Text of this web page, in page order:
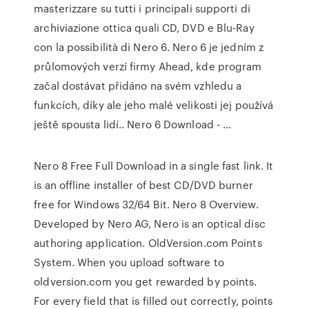
masterizzare su tutti i principali supporti di
archiviazione ottica quali CD, DVD e Blu-Ray
con la possibilità di Nero 6. Nero 6 je jedním z
průlomových verzí firmy Ahead, kde program
začal dostávat přidáno na svém vzhledu a
funkcích, díky ale jeho malé velikosti jej používá
ještě spousta lidí.. Nero 6 Download - …
Nero 8 Free Full Download in a single fast link. It
is an offline installer of best CD/DVD burner
free for Windows 32/64 Bit. Nero 8 Overview.
Developed by Nero AG, Nero is an optical disc
authoring application. OldVersion.com Points
System. When you upload software to
oldversion.com you get rewarded by points.
For every field that is filled out correctly, points